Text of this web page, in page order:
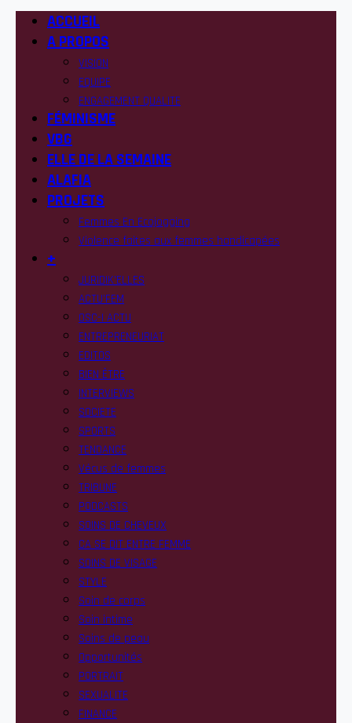
ACCUEIL
A PROPOS
VISION
EQUIPE
ENGAGEMENT QUALITE
FÉMINISME
VBG
ELLE DE LA SEMAINE
ALAFIA
PROJETS
Femmes En Ecojogging
Violence faites aux femmes handicapées
+
JURIDIK’ELLES
ACTU’FEM
OSC-I ACTU
ENTREPRENEURIAT
EDITOS
BIEN ÊTRE
INTERVIEWS
SOCIETE
SPORTS
TENDANCE
Vécus de femmes
TRIBUNE
PODCASTS
SOINS DE CHEVEUX
CA SE DIT ENTRE FEMME
SOINS DE VISAGE
STYLE
Soin de corps
Soin intime
Soins de peau
Opportunités
PORTRAIT
SEXUALITE
FINANCE